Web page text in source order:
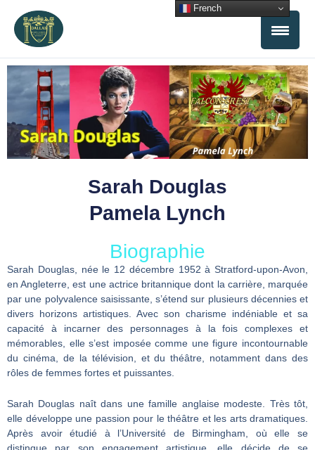
contenu
Sarah Douglas
Pamela Lynch
Biographie
Sarah Douglas, née le 12 décembre 1952 à Stratford-upon-Avon,
en Angleterre, est une actrice britannique dont la carrière, marquée
par une polyvalence saisissante, s’étend sur plusieurs décennies et
divers horizons artistiques. Avec son charisme indéniable et sa
capacité à incarner des personnages à la fois complexes et
mémorables, elle s’est imposée comme une figure incontournable
du cinéma, de la télévision, et du théâtre, notamment dans des
rôles de femmes fortes et puissantes.
Sarah Douglas naît dans une famille anglaise modeste. Très tôt,
elle développe une passion pour le théâtre et les arts dramatiques.
Après avoir étudié à l’Université de Birmingham, où elle se
distingue par son engagement artistique, elle décide de se
French